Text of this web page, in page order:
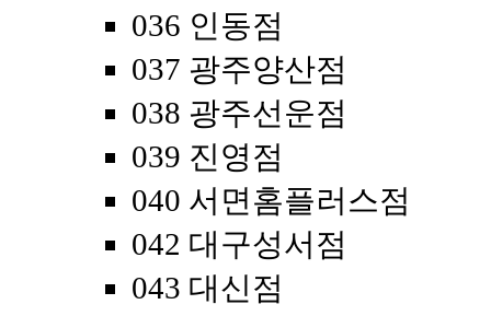
036 인동점
037 광주양산점
038 광주선운점
039 진영점
040 서면홈플러스점
042 대구성서점
043 대신점